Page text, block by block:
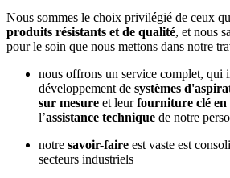
Nous sommes le choix privilégié de ceux
produits résistants et de qualité, et nous
pour le soin que nous mettons dans notre
nous offrons un service complet, qui
développement de systèmes
sur mesure et leurfourniture clé en
l’assistance technique de notre
notre savoir-faire est vaste est
secteurs industriels